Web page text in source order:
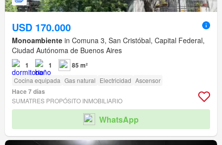
USD 170.000
Monoambiente in Comuna 3, San Cristóbal, Capital Federal,
Ciudad Autónoma de Buenos Aires
1 1 85 m²
Cocina equipada Gas natural Electricidad Ascensor
Hace 7 días
SUMATRES PROPÓSITO INMOBILIARIO
WhatsApp